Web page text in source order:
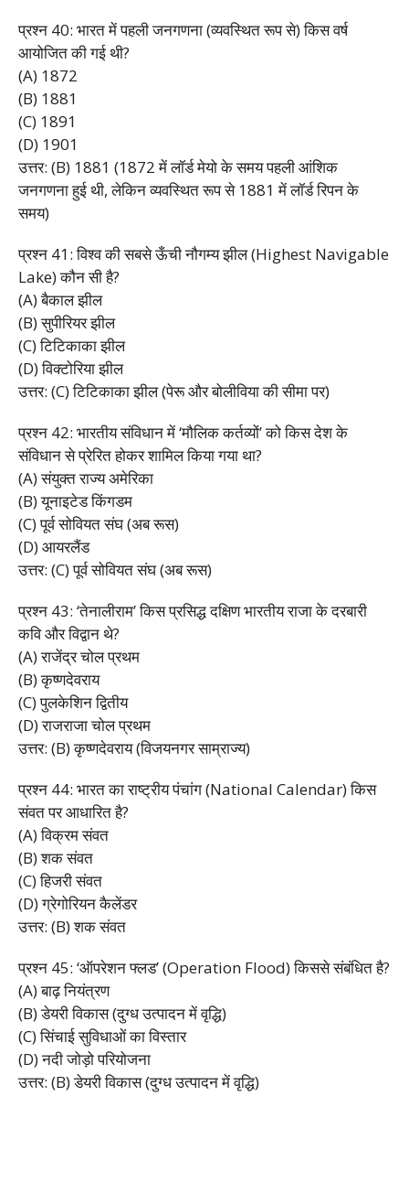
प्रश्न 40: भारत में पहली जनगणना (व्यवस्थित रूप से) किस वर्ष
आयोजित की गई थी?
(A) 1872
(B) 1881
(C) 1891
(D) 1901
उत्तर: (B) 1881 (1872 में लॉर्ड मेयो के समय पहली आंशिक
जनगणना हुई थी, लेकिन व्यवस्थित रूप से 1881 में लॉर्ड रिपन के
समय)
प्रश्न 41: विश्व की सबसे ऊँची नौगम्य झील (Highest Navigable
Lake) कौन सी है?
(A) बैकाल झील
(B) सुपीरियर झील
(C) टिटिकाका झील
(D) विक्टोरिया झील
उत्तर: (C) टिटिकाका झील (पेरू और बोलीविया की सीमा पर)
प्रश्न 42: भारतीय संविधान में ‘मौलिक कर्तव्यों’ को किस देश के
संविधान से प्रेरित होकर शामिल किया गया था?
(A) संयुक्त राज्य अमेरिका
(B) यूनाइटेड किंगडम
(C) पूर्व सोवियत संघ (अब रूस)
(D) आयरलैंड
उत्तर: (C) पूर्व सोवियत संघ (अब रूस)
प्रश्न 43: ‘तेनालीराम’ किस प्रसिद्ध दक्षिण भारतीय राजा के दरबारी
कवि और विद्वान थे?
(A) राजेंद्र चोल प्रथम
(B) कृष्णदेवराय
(C) पुलकेशिन द्वितीय
(D) राजराजा चोल प्रथम
उत्तर: (B) कृष्णदेवराय (विजयनगर साम्राज्य)
प्रश्न 44: भारत का राष्ट्रीय पंचांग (National Calendar) किस
संवत पर आधारित है?
(A) विक्रम संवत
(B) शक संवत
(C) हिजरी संवत
(D) ग्रेगोरियन कैलेंडर
उत्तर: (B) शक संवत
प्रश्न 45: ‘ऑपरेशन फ्लड’ (Operation Flood) किससे संबंधित है?
(A) बाढ़ नियंत्रण
(B) डेयरी विकास (दुग्ध उत्पादन में वृद्धि)
(C) सिंचाई सुविधाओं का विस्तार
(D) नदी जोड़ो परियोजना
उत्तर: (B) डेयरी विकास (दुग्ध उत्पादन में वृद्धि)